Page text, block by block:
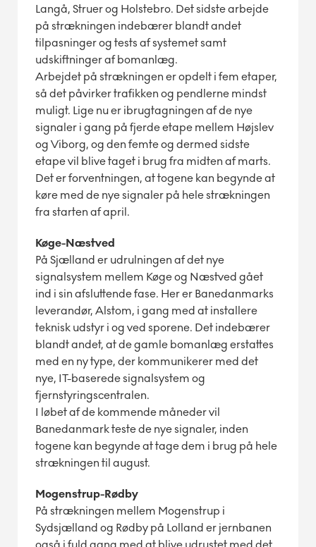
Langå, Struer og Holstebro. Det sidste arbejde
på strækningen indebærer blandt andet
tilpasninger og tests af systemet samt
udskiftninger af bomanlæg.
Arbejdet på strækningen er opdelt i fem etaper,
så det påvirker trafikken og pendlerne mindst
muligt. Lige nu er ibrugtagningen af de nye
signaler i gang på fjerde etape mellem Højslev
og Viborg, og den femte og dermed sidste
etape vil blive taget i brug fra midten af marts.
Det er forventningen, at togene kan begynde at
køre med de nye signaler på hele strækningen
fra starten af april.
Køge-Næstved
På Sjælland er udrulningen af det nye
signalsystem mellem Køge og Næstved gået
ind i sin afsluttende fase. Her er Banedanmarks
leverandør, Alstom, i gang med at installere
teknisk udstyr i og ved sporene. Det indebærer
blandt andet, at de gamle bomanlæg erstattes
med en ny type, der kommunikerer med det
nye, IT-baserede signalsystem og
fjernstyringscentralen.
I løbet af de kommende måneder vil
Banedanmark teste de nye signaler, inden
togene kan begynde at tage dem i brug på hele
strækningen til august.
Mogenstrup-Rødby
På strækningen mellem Mogenstrup i
Sydsjælland og Rødby på Lolland er jernbanen